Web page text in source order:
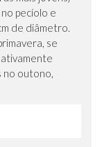
pecíolo e
de diâmetro.
se
no outono,